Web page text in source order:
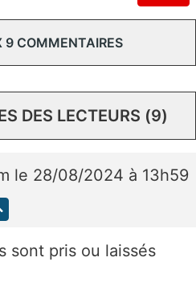
9 COMMENTAIRES
DES LECTEURS (9)
le 28/08/2024 à 13h59
sont pris ou laissés